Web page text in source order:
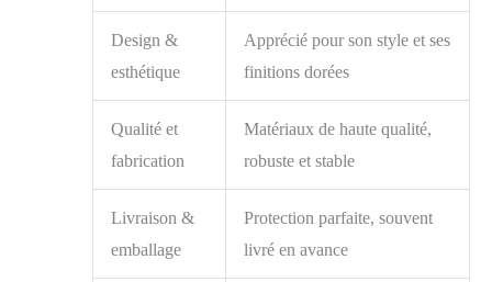
Design &
esthétique
Apprécié pour son style et ses
finitions dorées
Qualité et
fabrication
Matériaux de haute qualité,
robuste et stable
Livraison &
emballage
Protection parfaite, souvent
livré en avance